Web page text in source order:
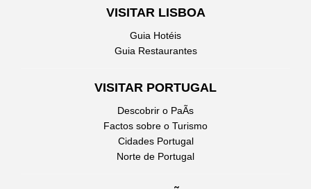
VISITAR LISBOA
Guia Hotéis
Guia Restaurantes
VISITAR PORTUGAL
Descobrir o PaÃ­s
Factos sobre o Turismo
Cidades Portugal
Norte de Portugal